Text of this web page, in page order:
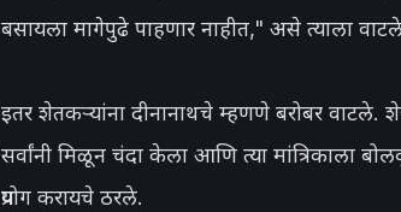
बसायला मागेपुढे पाहणार नाहीत," असे त्याला
इतर शेतकऱ्यांना दीनानाथचे म्हणणे बरोबर वाटले.
सर्वांनी मिळून चंदा केला आणि त्या मांत्रिकाला
प्रयोग करायचे ठरले.